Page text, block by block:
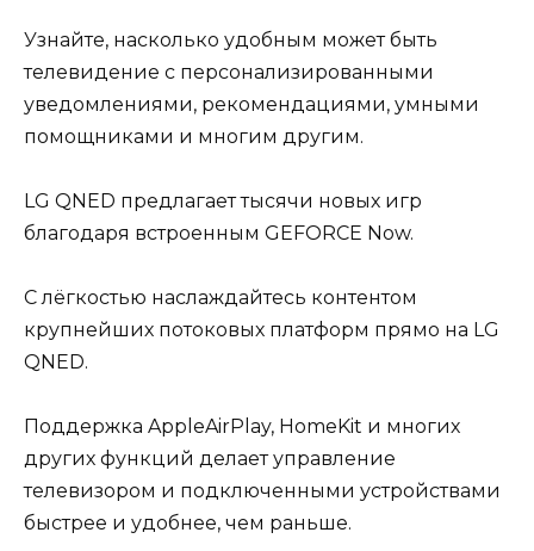
Узнайте, насколько удобным может быть
телевидение с персонализированными
уведомлениями, рекомендациями, умными
помощниками и многим другим.
LG QNED предлагает тысячи новых игр
благодаря встроенным GEFORCE Now.
С лёгкостью наслаждайтесь контентом
крупнейших потоковых платформ прямо на LG
QNED.
Поддержка AppleAirPlay, HomeKit и многих
других функций делает управление
телевизором и подключенными устройствами
быстрее и удобнее, чем раньше.